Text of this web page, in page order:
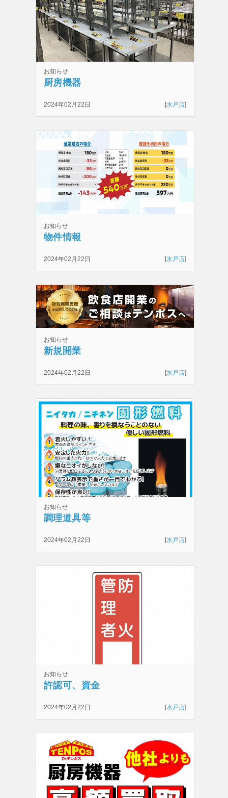
お知らせ
厨房機器
2024年02月22日 [水戸店]
お知らせ
物件情報
2024年02月22日 [水戸店]
お知らせ
新規開業
2024年02月22日 [水戸店]
お知らせ
調理道具等
2024年02月22日 [水戸店]
お知らせ
許認可、資金
2024年02月22日 [水戸店]